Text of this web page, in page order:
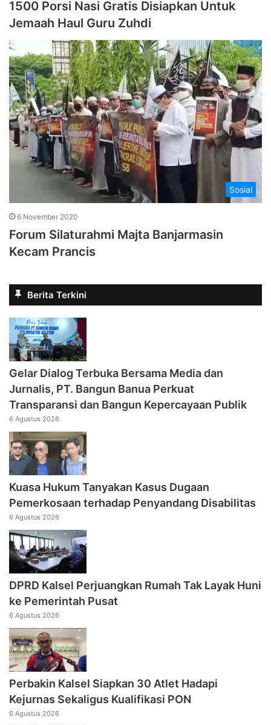
1500 Porsi Nasi Gratis Disiapkan Untuk
Jemaah Haul Guru Zuhdi
Sosial
6 November 2020
Forum Silaturahmi Majta Banjarmasin
Kecam Prancis
Berita Terkini
Gelar Dialog Terbuka Bersama Media dan
Jurnalis, PT. Bangun Banua Perkuat
Transparansi dan Bangun Kepercayaan Publik
6 Agustus 2026
Kuasa Hukum Tanyakan Kasus Dugaan
Pemerkosaan terhadap Penyandang Disabilitas
6 Agustus 2026
DPRD Kalsel Perjuangkan Rumah Tak Layak Huni
ke Pemerintah Pusat
6 Agustus 2026
Perbakin Kalsel Siapkan 30 Atlet Hadapi
Kejurnas Sekaligus Kualifikasi PON
6 Agustus 2026